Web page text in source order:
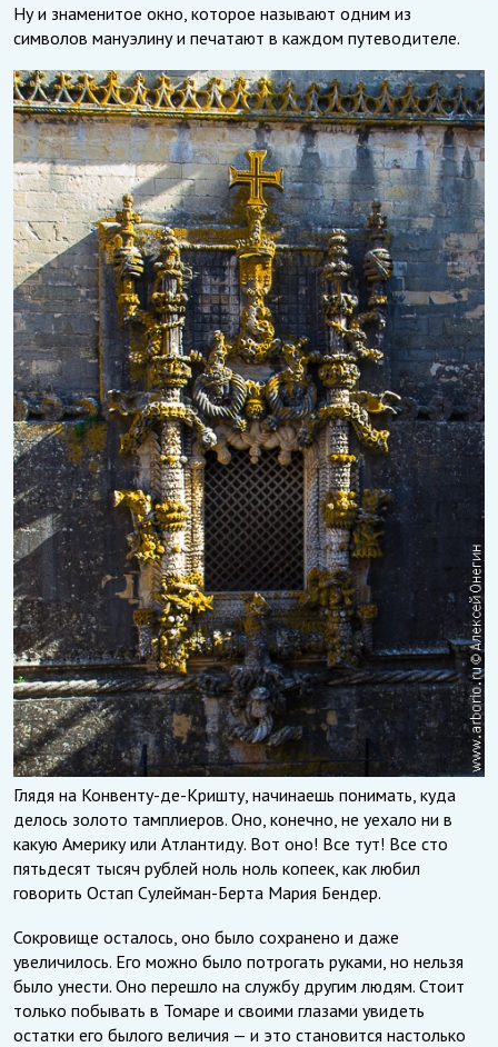
Ну и знаменитое окно, которое называют одним из
символов мануэлину и печатают в каждом путеводителе.
Глядя на Конвенту-де-Кришту, начинаешь понимать, куда
делось золото тамплиеров. Оно, конечно, не уехало ни в
какую Америку или Атлантиду. Вот оно! Все тут! Все сто
пятьдесят тысяч рублей ноль ноль копеек, как любил
говорить Остап Сулейман-Берта Мария Бендер.
Сокровище осталось, оно было сохранено и даже
увеличилось. Его можно было потрогать руками, но нельзя
было унести. Оно перешло на службу другим людям. Стоит
только побывать в Томаре и своими глазами увидеть
остатки его былого величия — и это становится настолько